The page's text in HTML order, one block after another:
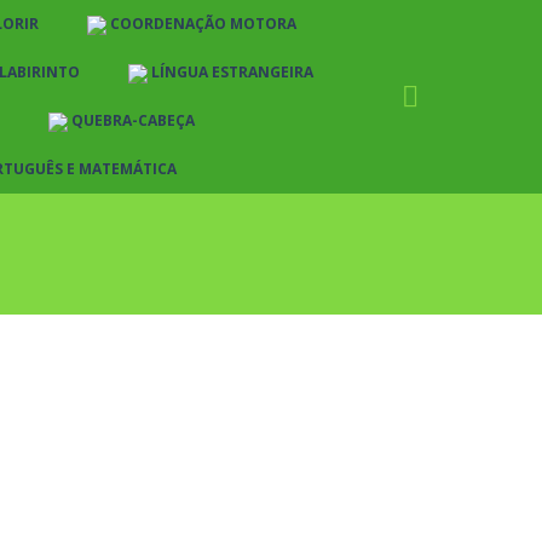
COORDENAÇÃO MOTORA
LABIRINTO LÍNGUA ESTRANGEIRA
QUEBRA-CABEÇA
E MATEMÁTICA